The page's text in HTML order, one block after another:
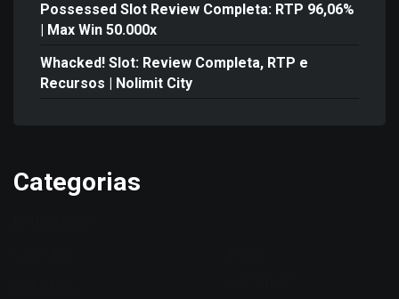
Possessed Slot Review Completa: RTP 96,06%
| Max Win 50.000x
Whacked! Slot: Review Completa, RTP e
Recursos | Nolimit City
Categorias